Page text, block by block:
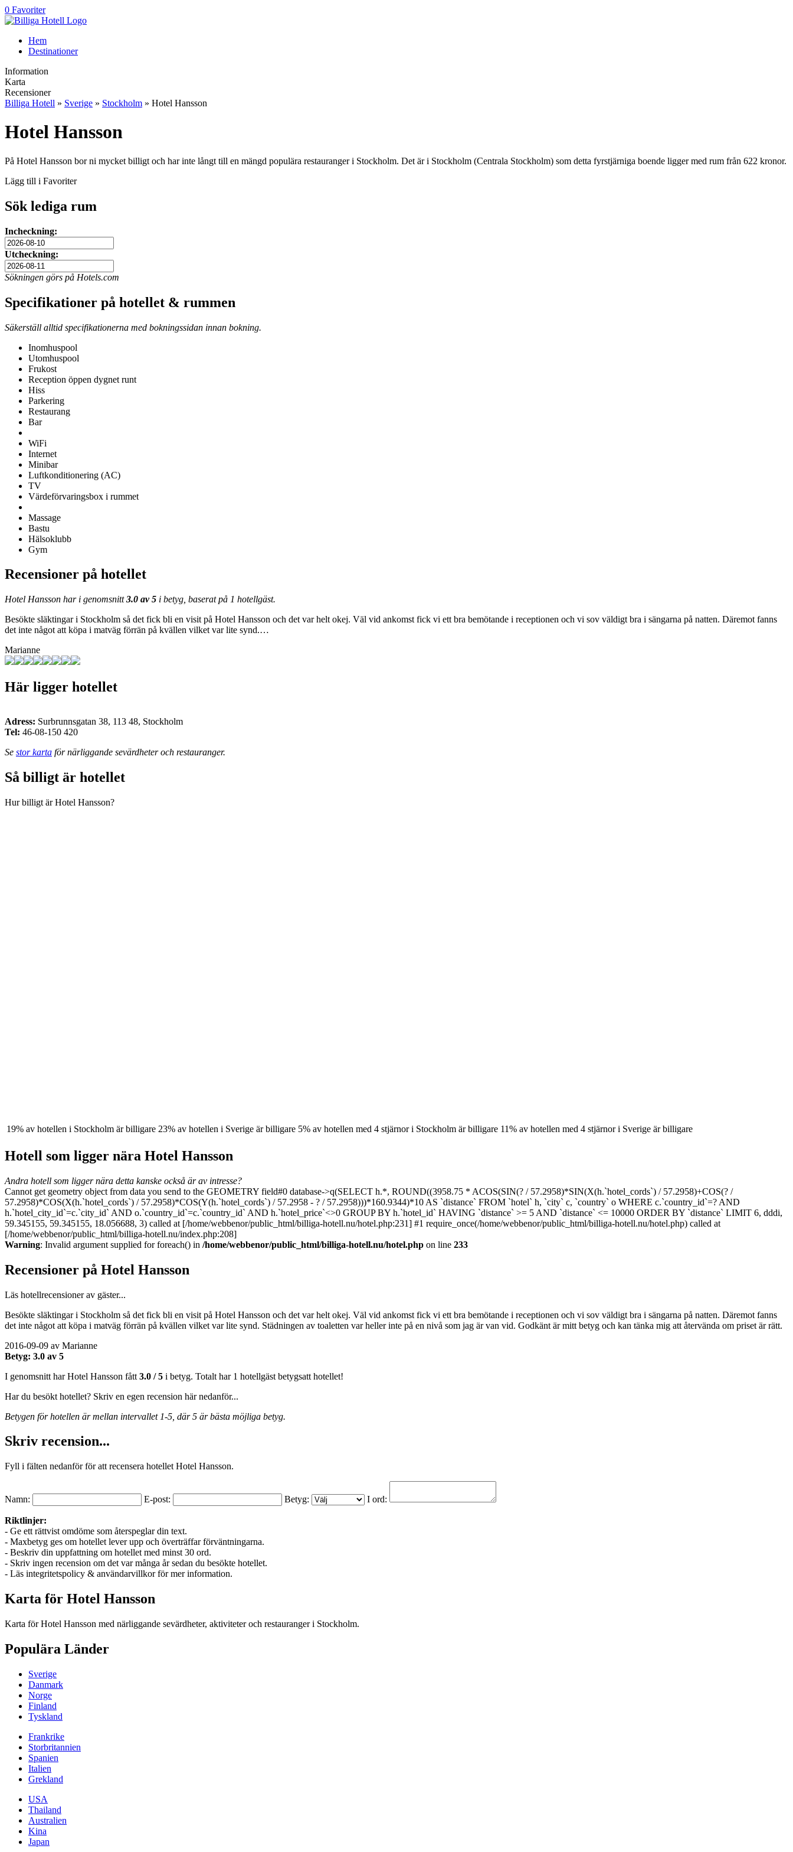
0 Favoriter
Hem
Destinationer
Information
Karta
Recensioner
Billiga Hotell » Sverige » Stockholm » Hotel Hansson
Hotel Hansson
På Hotel Hansson bor ni mycket billigt och har inte långt till en mängd populära restauranger i Stockholm. Det är i Stockholm (Centrala Stockholm) som detta fyrstjärniga boende ligger med rum från 622 kronor.
Lägg till i Favoriter
Sök lediga rum
Incheckning:
Utcheckning:
Sökningen görs på Hotels.com
Specifikationer på hotellet & rummen
Säkerställ alltid specifikationerna med bokningssidan innan bokning.
Inomhuspool
Utomhuspool
Frukost
Reception öppen dygnet runt
Hiss
Parkering
Restaurang
Bar
WiFi
Internet
Minibar
Luftkonditionering (AC)
TV
Värdeförvaringsbox i rummet
Massage
Bastu
Hälsoklubb
Gym
Recensioner på hotellet
Hotel Hansson har i genomsnitt3.0 av 5 i betyg, baserat på 1 hotellgäst.
Besökte släktingar i Stockholm så det fick bli en visit på Hotel Hansson och det var helt okej. Väl vid ankomst fick vi ett bra bemötande i receptionen och vi sov väldigt bra i sängarna på natten. Däremot fanns
det inte något att köpa i matväg förrän på kvällen vilket var lite synd.…
Marianne
Här ligger hotellet
Adress: Surbrunnsgatan 38, 113 48, Stockholm
Tel: 46-08-150 420
Se stor karta för närliggande sevärdheter och restauranger.
Så billigt är hotellet
Hur billigt är Hotel Hansson?
19% av hotellen i Stockholm är billigare 23% av hotellen i Sverige är billigare 5% av hotellen med 4 stjärnor i Stockholm är billigare 11% av hotellen med 4 stjärnor i Sverige är billigare
Hotell som ligger nära Hotel Hansson
Andra hotell som ligger nära detta kanske också är av intresse?
Cannot get geometry object from data you send to the GEOMETRY field#0 database->q(SELECT h.*, ROUND((3958.75 * ACOS(SIN(? / 57.2958)*SIN(X(h.`hotel_cords`) / 57.2958)+COS(? /
57.2958)*COS(X(h.`hotel_cords`) / 57.2958)*COS(Y(h.`hotel_cords`) / 57.2958 - ? / 57.2958)))*160.9344)*10 AS `distance` FROM `hotel` h, `city` c, `country` o WHERE c.`country_id`=? AND
h.`hotel_city_id`=c.`city_id` AND o.`country_id`=c.`country_id` AND h.`hotel_price`<>0 GROUP BY h.`hotel_id` HAVING `distance` >= 5 AND `distance` <= 10000 ORDER BY `distance` LIMIT 6, dddi,
59.345155, 59.345155, 18.056688, 3) called at [/home/webbenor/public_html/billiga-hotell.nu/hotel.php:231] #1 require_once(/home/webbenor/public_html/billiga-hotell.nu/hotel.php) called at
[/home/webbenor/public_html/billiga-hotell.nu/index.php:208]
Warning: Invalid argument supplied for foreach() in /home/webbenor/public_html/billiga-hotell.nu/hotel.php on line 233
Recensioner på Hotel Hansson
Läs hotellrecensioner av gäster...
Besökte släktingar i Stockholm så det fick bli en visit på Hotel Hansson och det var helt okej. Väl vid ankomst fick vi ett bra bemötande i receptionen och vi sov väldigt bra i sängarna på natten. Däremot fanns
det inte något att köpa i matväg förrän på kvällen vilket var lite synd. Städningen av toaletten var heller inte på en nivå som jag är van vid. Godkänt är mitt betyg och kan tänka mig att återvända om priset är rätt.
2016-09-09 av Marianne
Betyg: 3.0 av 5
I genomsnitt har Hotel Hansson fått 3.0 / 5 i betyg. Totalt har 1 hotellgäst betygsatt hotellet!
Har du besökt hotellet? Skriv en egen recension här nedanför...
Betygen för hotellen är mellan intervallet 1-5, där 5 är bästa möjliga betyg.
Skriv recension...
Fyll i fälten nedanför för att recensera hotellet Hotel Hansson.
Namn: E-post: Betyg: I ord:
Riktlinjer:
- Ge ett rättvist omdöme som återspeglar din text.
- Maxbetyg ges om hotellet lever upp och överträffar förväntningarna.
- Beskriv din uppfattning om hotellet med minst 30 ord.
- Skriv ingen recension om det var många år sedan du besökte hotellet.
- Läs integritetspolicy & användarvillkor för mer information.
Karta för Hotel Hansson
Karta för Hotel Hansson med närliggande sevärdheter, aktiviteter och restauranger i Stockholm.
Populära Länder
Sverige
Danmark
Norge
Finland
Tyskland
Frankrike
Storbritannien
Spanien
Italien
Grekland
USA
Thailand
Australien
Kina
Japan